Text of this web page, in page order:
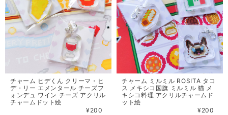
チャーム ヒデくん クリーマ・ヒ
デ・リー エメンタール チーズフ
ォンデュ ワイン チーズ アクリル
チャームドット絵
¥200
チャーム ミルミル ROSITA タコ
ス メキシコ国旗 ミルミル 猫 メ
キシコ料理 アクリルチャームド
ット絵
¥200